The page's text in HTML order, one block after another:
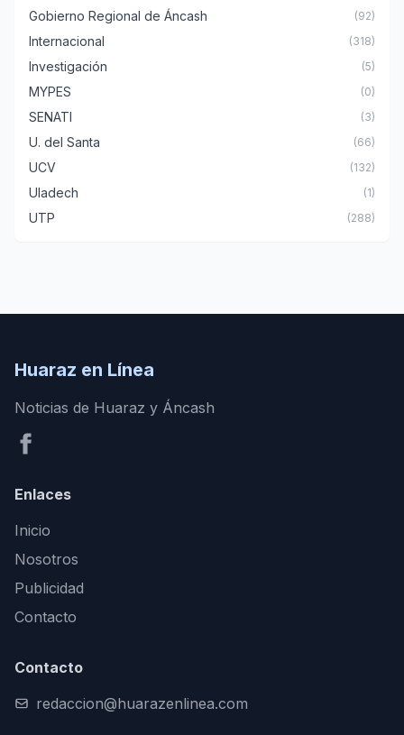
Gobierno Regional de Áncash (92)
Internacional (318)
Investigación (5)
MYPES (0)
SENATI (3)
U. del Santa (66)
UCV (132)
Uladech (1)
UTP (288)
Huaraz en Línea
Noticias de Huaraz y Áncash
Enlaces
Inicio
Nosotros
Publicidad
Contacto
Contacto
redaccion@huarazenlinea.com